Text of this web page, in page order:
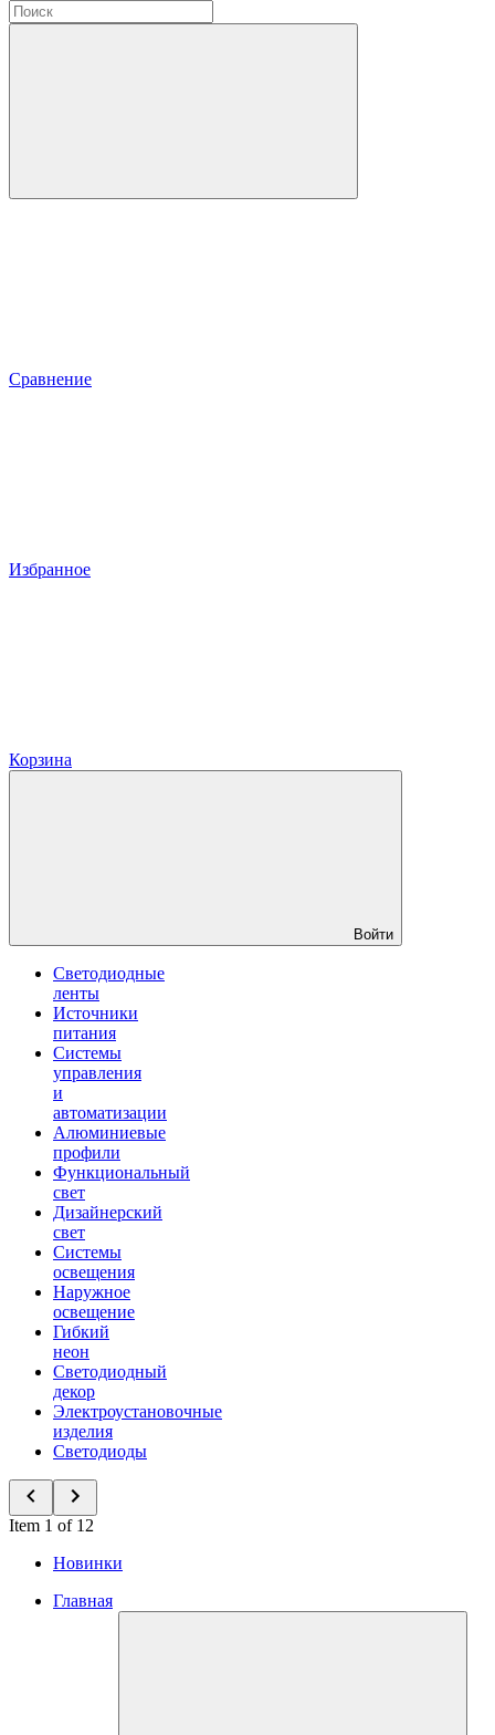
Сравнение
Избранное
Корзина
Войти
Светодиодные
ленты
Источники
питания
Системы
управления
и
автоматизации
Алюминиевые
профили
Функциональный
свет
Дизайнерский
свет
Системы
освещения
Наружное
освещение
Гибкий
неон
Светодиодный
декор
Электроустановочные
изделия
Светодиоды
Item 1 of 12
Новинки
Главная